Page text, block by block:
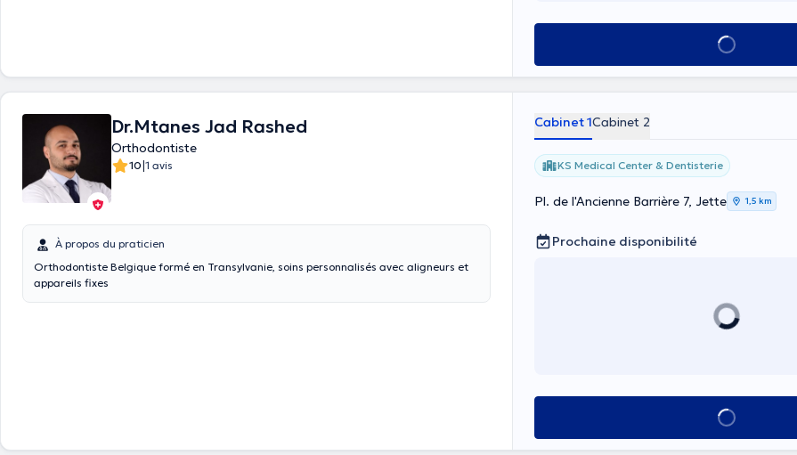
Voir tout
Dr.Mtanes Jad Rashed
Orthodontiste
10|1 avis
À propos du praticien
Orthodontiste Belgique formé en Transylvanie, soins personnalisés avec aligneurs et
appareils fixes
Cabinet 1Cabinet 2
KS Medical Center & Dentisterie
Pl. de l'Ancienne Barrière 7, Jette 1,5 km
Prochaine disponibilité
Voir tout